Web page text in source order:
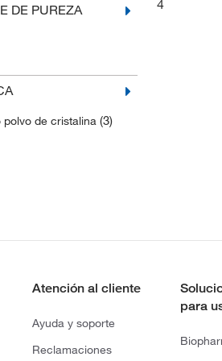
DE PUREZA
polvo de cristalina (3)
4
Atención al cliente
Ayuda y soporte
Reclamaciones
para